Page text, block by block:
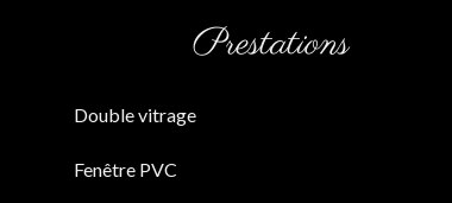
Prestations
Double vitrage
Fenêtre PVC